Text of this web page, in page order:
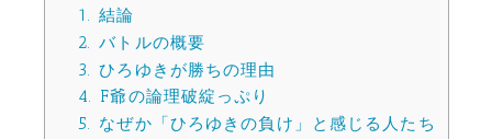
1. 結論
2. バトルの概要
3.
ひろゆきが勝ちの理由
4. F爺の論理破綻っぷり
5. なぜか「ひろゆきの負け」と感じる人たち